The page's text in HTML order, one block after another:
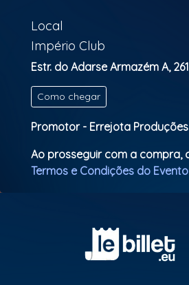
Local
Império Club
Estr. do Adarse Armazém A,
Como chegar
Promotor - Errejota Produções
Ao prosseguir com a compra,
Termos e Condições do Evento